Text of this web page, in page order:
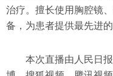
治疗。擅长使用胸腔镜
备，为患者提供最先进的
本次直播由人民日